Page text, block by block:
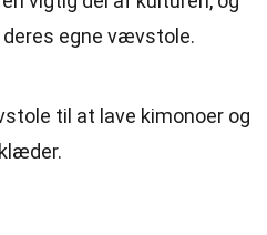
egne vævstole.
til at lave kimonoer og